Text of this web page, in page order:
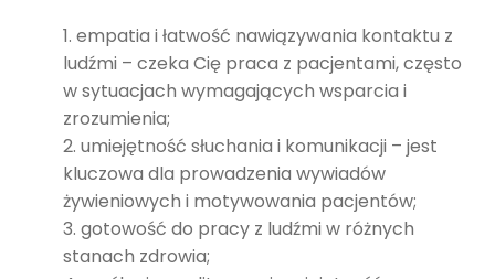
empatia i łatwość nawiązywania kontaktu z
ludźmi – czeka Cię praca z pacjentami, często
w sytuacjach wymagających wsparcia i
zrozumienia;
umiejętność słuchania i komunikacji – jest
kluczowa dla prowadzenia wywiadów
żywieniowych i motywowania pacjentów;
gotowość do pracy z ludźmi w różnych
stanach zdrowia;